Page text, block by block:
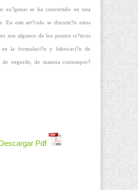
ex?genas se ha convertido en una
En este art?culo se discutir?n estos
son algunos de los puntos cr?ticos
en la formulaci?n y fabricaci?n de
engorde, de manera contempor?
Descargar Pdf